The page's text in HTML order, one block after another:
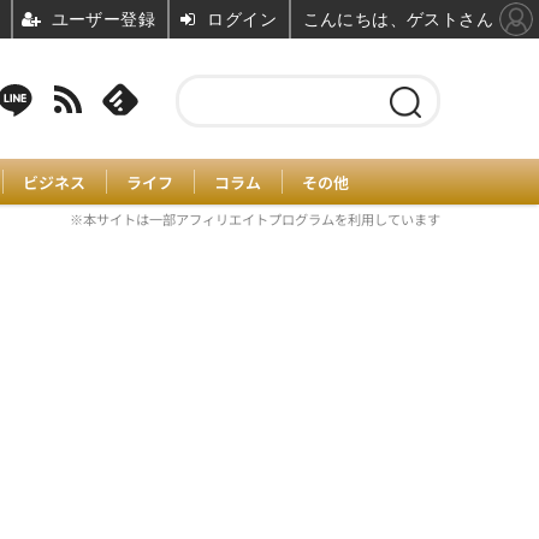
ビジネス ライフ コラム その他
※本サイトは一部アフィリエイトプログラムを利用しています
ユーザー登録 ログイン こんにちは、ゲストさん